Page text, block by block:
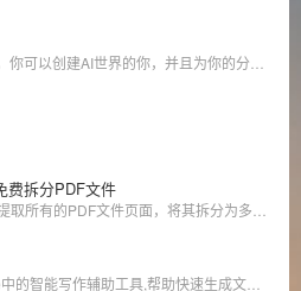
费拆分PDF文件